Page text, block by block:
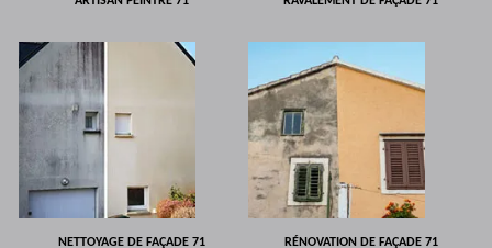
NETTOYAGE DE FAÇADE 71 RÉNOVATION DE FAÇADE 71